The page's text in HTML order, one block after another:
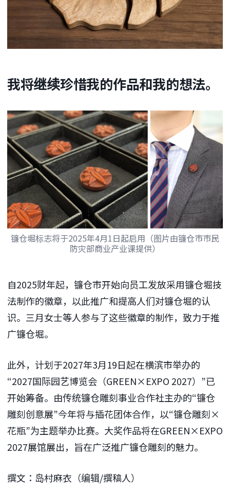
我将继续珍惜我的作品和我的想法。
镰仓堀标志将于2025年4月1日起启用（图片由镰仓市市民
防灾部商业产业课提供）
自2025财年起，镰仓市开始向员工发放采用镰仓堀技
法制作的徽章，以此推广和提高人们对镰仓堀的认
识。三月女士等人参与了这些徽章的制作，致力于推
广镰仓堀。
此外，计划于2027年3月19日起在横滨市举办的
“2027国际园艺博览会（GREEN×EXPO 2027）”已
开始筹备。由传统镰仓雕刻事业合作社主办的“镰仓
雕刻创意展”今年将与插花团体合作，以“镰仓雕刻×
花瓶”为主题举办比赛。大奖作品将在GREEN×EXPO
2027展馆展出，旨在广泛推广镰仓雕刻的魅力。
撰文：岛村麻衣（编辑/撰稿人）